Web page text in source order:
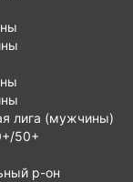
лига (мужчины)
50+
р-он